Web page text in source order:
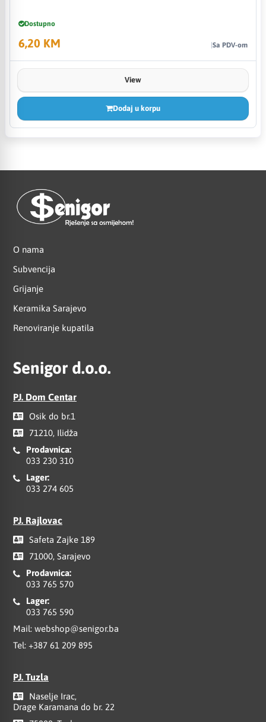
Dostupno
6,20 KM Sa PDV-om
View
Dodaj u korpu
O nama
Subvencija
Grijanje
Keramika Sarajevo
Renoviranje kupatila
Senigor d.o.o.
PJ. Dom Centar
Osik do br.1
71210, Ilidža
Prodavnica:
033 230 310
Lager:
033 274 605
PJ. Rajlovac
Safeta Zajke 189
71000, Sarajevo
Prodavnica:
033 765 570
Lager:
033 765 590
Mail: webshop@senigor.ba
Tel: +387 61 209 895
PJ. Tuzla
Naselje Irac,
Drage Karamana do br. 22